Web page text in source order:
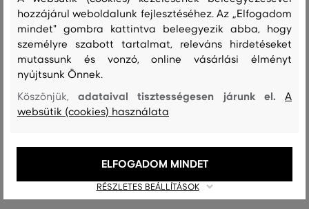
A méret sokkal kisebb, mint amit
viselek
A méret egy kicsit kisebb, mint
amit viselek
1
szokásosan viselt mérettel
5
A méret sokkal nagyobb, mint
hozzájárul weboldalunk fejlesztéséhez. Az „Elfogadom
mindet" gombra kattintva beleegyezik abba, hogy
személyre szabott tartalmat, releváns hirdetéseket
mutassunk és vonzó, online vásárlási élményt
nyújtsunk Önnek.
Köszönjük,adataival tisztességesen járunk el.A
websütik (cookies) használata
RÉSZLETES BEÁLLÍTÁSOK
ELFOGADOM MINDET